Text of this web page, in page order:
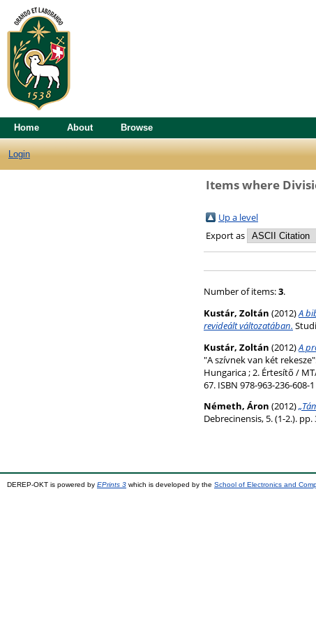
Home About Browse
Login
Items where
Up a level
Export as
Number of items:3.
Kustár, Zoltán (2012)A
revideált változatában.
Kustár, Zoltán (2012)A
"A szívnek van két
Hungarica ; 2. Értesítő /
67. ISBN 978-963-236-608-1
Németh, Áron (2012)
Debrecinensis, 5. (1-2.). pp.
DEREP-OKT is powered by EPrints 3 which is developed by the School of Electronics and